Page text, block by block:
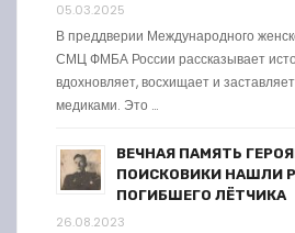
05.03.2025
В преддверии Международного
СМЦ ФМБА России рассказывает
вдохновляет, восхищает и
медиками. Это …
ВЕЧНАЯ ПАМЯТЬ
ПОИСКОВИКИ НАШЛИ
ПОГИБШЕГО ЛЁТЧИКА
26.08.2023